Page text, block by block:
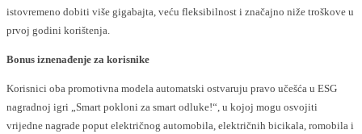
istovremeno dobiti više gigabajta, veću fleksibilnost i značajno niže troškove u
prvoj godini korištenja.
Bonus iznenađenje za korisnike
Korisnici oba promotivna modela automatski ostvaruju pravo učešća u ESG
nagradnoj igri „Smart pokloni za smart odluke!“, u kojoj mogu osvojiti
vrijedne nagrade poput električnog automobila, električnih bicikala, romobila i